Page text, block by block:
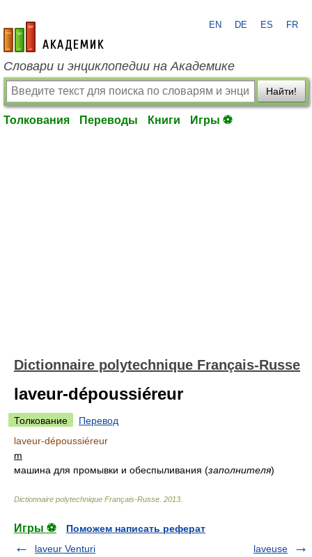
academic.ru
EN DE ES FR
Словари и энциклопедии на Академике
Найти!
Толкования Переводы Книги Игры ⚽
Dictionnaire polytechnique Français-Russe
laveur-dépoussiéreur
Толкование
Перевод
laveur-dépoussiéreur
m
машина для промывки и обеспыливания (заполнителя)
Dictionnaire polytechnique Français-Russe 2013
Игры ⚽
Поможем написать реферат
laveur Venturi
laveuse